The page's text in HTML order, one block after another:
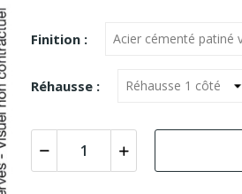
Finition :
Réhausse :